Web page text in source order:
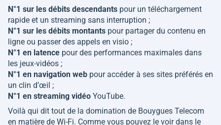
N°1 sur les débits descendants pour un téléchargement
rapide et un streaming sans interruption ;
N°1 sur les débits montants pour partager du contenu en
ligne ou passer des appels en visio ;
N°1 en latence pour des performances maximales dans
les jeux-vidéos ;
N°1 en navigation web pour accéder à ses sites préférés en
un clin d’œil ;
N°1 en streaming vidéo YouTube.
Voilà qui dit tout de la domination de Bouygues Telecom
en matière de Wi-Fi. Comme vous pouvez le voir dans le